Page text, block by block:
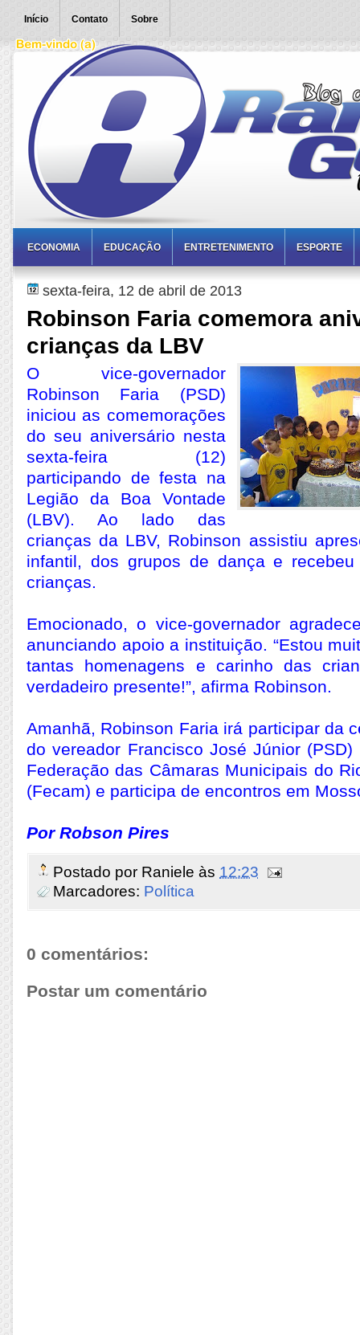
Início Contato Sobre
ECONOMIA EDUCAÇÃO ENTRETENIMENTO ESPORTE
sexta-feira, 12 de abril de 2013
Robinson Faria comemora
crianças da LBV
O vice-governador
Robinson Faria (PSD)
iniciou as comemorações
do seu aniversário nesta
sexta-feira (12)
participando de festa na
Legião da Boa Vontade
(LBV). Ao lado das
crianças da LBV, Robinson assistiu
infantil, dos grupos de dança e recebeu
crianças.
Emocionado, o vice-governador
anunciando apoio a instituição. “Estou
tantas homenagens e carinho das
verdadeiro presente!”, afirma Robinson.
Amanhã, Robinson Faria irá participar da
do vereador Francisco José Júnior
Federação das Câmaras Municipais do
(Fecam) e participa de encontros em
Por Robson Pires
Postado por Raniele às 12:23
Marcadores: Política
0 comentários:
Postar um comentário